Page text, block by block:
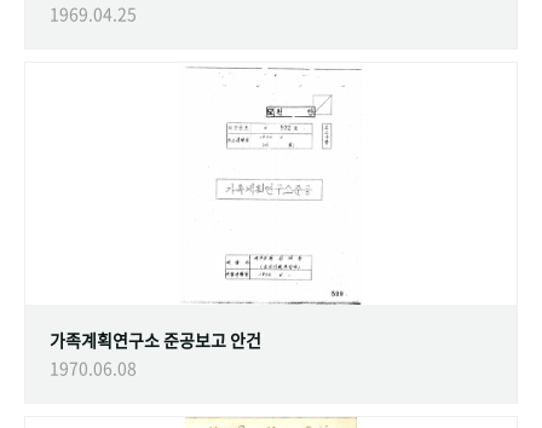
1969.04.25
가족계획연구소 준공보고 안건
1970.06.08